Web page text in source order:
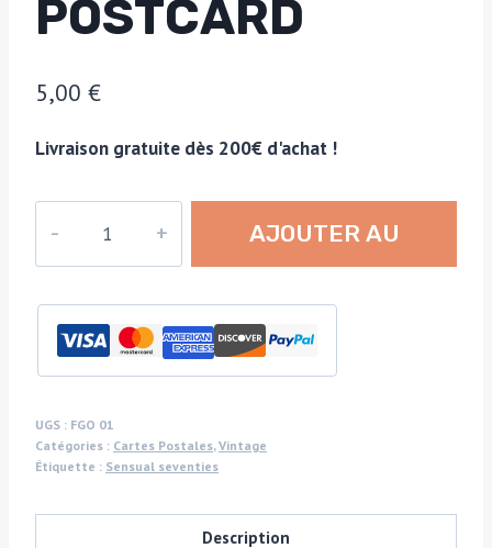
POSTCARD
5,00 €
Livraison gratuite dès 200€ d'achat !
Schweppes
Country
Scene
Umbrellas
Postcard
AJOUTER AU
PANIER
UGS : FGO 01
Catégories : Cartes Postales,Vintage
Étiquette : Sensual seventies
Description